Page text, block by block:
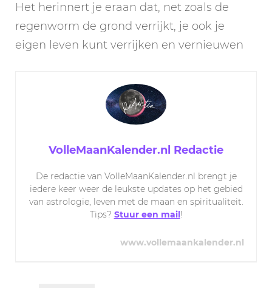
Het herinnert je eraan dat, net zoals de
regenworm de grond verrijkt, je ook je
eigen leven kunt verrijken en vernieuwen
VolleMaanKalender.nl Redactie
De redactie van VolleMaanKalender.nl brengt je
iedere keer weer de leukste updates op het gebied
van astrologie, leven met de maan en spiritualiteit.
Tips? Stuur een mail!
www.vollemaankalender.nl